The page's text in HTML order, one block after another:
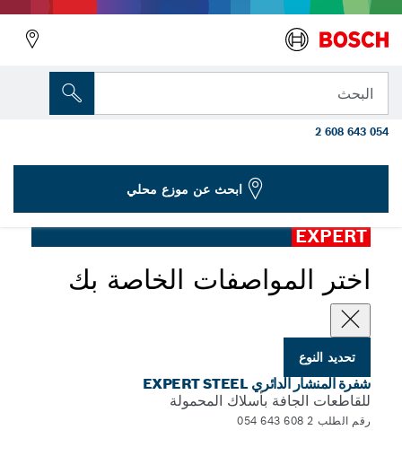
البحث
EXPERT
اختر المواصفات الخاصة بك
تحديد النوع
شفرة المنشار الدائري EXPERT STEEL
للقاطعات الجافة بأسلاك المحمولة
رقم الطلب 2 608 643 054
المتغير الذي اخترته
شفرة المنشار الدائري EXPERT Steel مقاس
160 x‏ 2/1.6 x‏ 20 ملم، T30
2 608 643 054
ابحث عن موزع محلي